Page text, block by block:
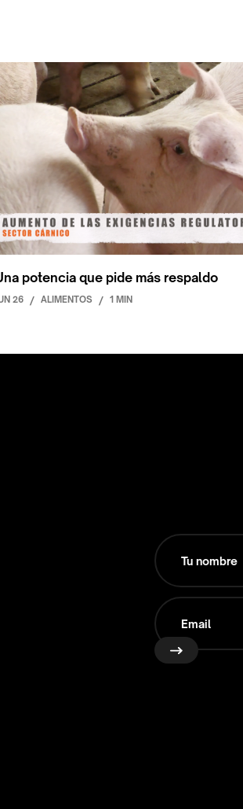
potencia que pide más respaldo
26 / ALIMENTOS / 1 MIN